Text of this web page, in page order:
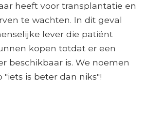
heeft voor transplantatie en
te wachten. In dit geval
lever die patiënt
kopen totdat er een
beschikbaar is. We noemen
"iets is beter dan niks"!